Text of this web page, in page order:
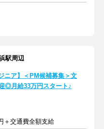
駅周辺
ニア】＜PM候補募集＞文
◎月給33万円スタート♪
＋交通費全額支給